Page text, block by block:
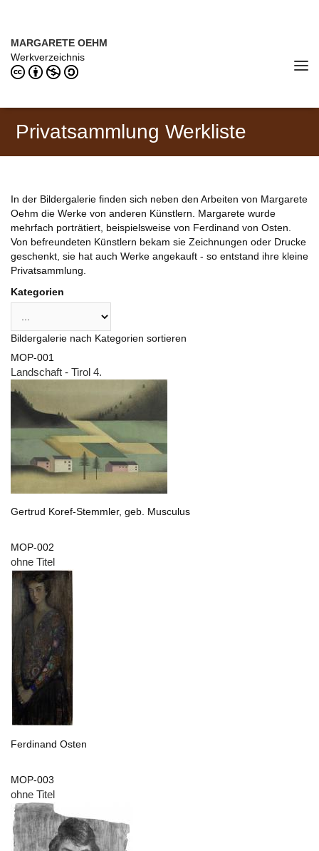
MARGARETE OEHM
Werkverzeichnis
Privatsammlung Werkliste
In der Bildergalerie finden sich neben den Arbeiten von Margarete
Oehm die Werke von anderen Künstlern. Margarete wurde
mehrfach porträtiert, beispielsweise von Ferdinand von Osten.
Von befreundeten Künstlern bekam sie Zeichnungen oder Drucke
geschenkt, sie hat auch Werke angekauft - so entstand ihre kleine
Privatsammlung.
Kategorien
Bildergalerie nach Kategorien sortieren
MOP-001
Landschaft - Tirol 4.
Gertrud Koref-Stemmler, geb. Musculus
MOP-002
ohne Titel
Ferdinand Osten
MOP-003
ohne Titel